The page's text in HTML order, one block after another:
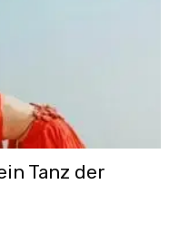
Tanz der